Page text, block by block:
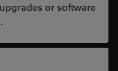
or software